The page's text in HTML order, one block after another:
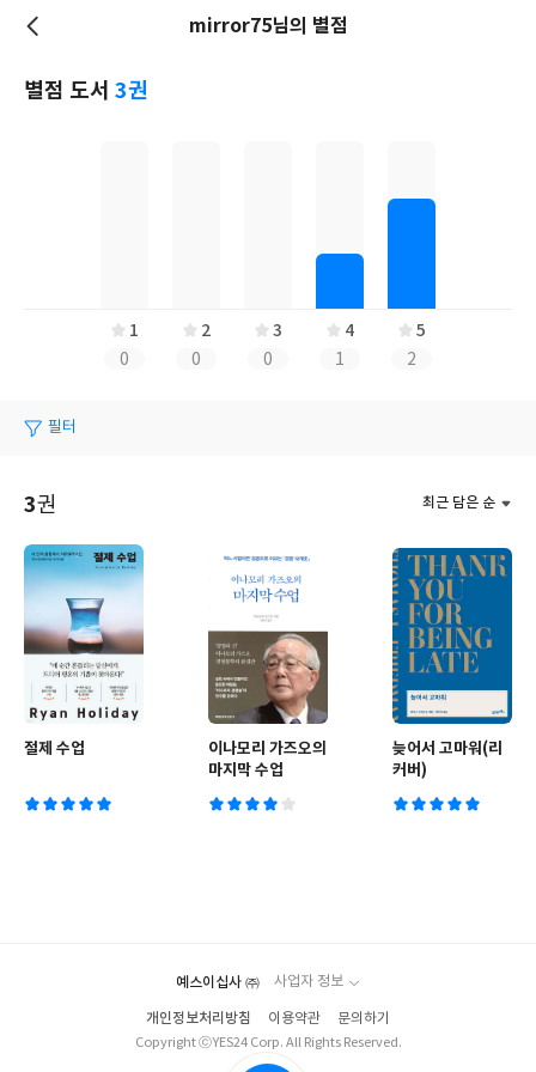
mirror75님의 별점
별점 도서 3권
1
0
2
0
3
0
4
1
5
2
필터
최근 담은 순
3권
절제 수업
이나모리 가즈오의
마지막 수업
늦어서 고마워(리
커버)
예스이십사 ㈜ 사업자 정보
개인정보처리방침 이용약관
문의하기
Copyright ⓒYES24 Corp. All Rights Reserved.